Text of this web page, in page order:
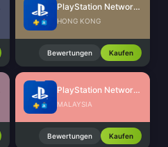
PlayStation Network Card (HK)
HONG KONG
Bewertungen Kaufen
PlayStation Network Card (MY)
MALAYSIA
Bewertungen Kaufen